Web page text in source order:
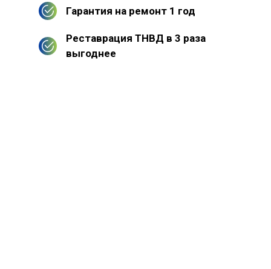
Гарантия на ремонт 1 год
Реставрация ТНВД в 3 раза
выгоднее